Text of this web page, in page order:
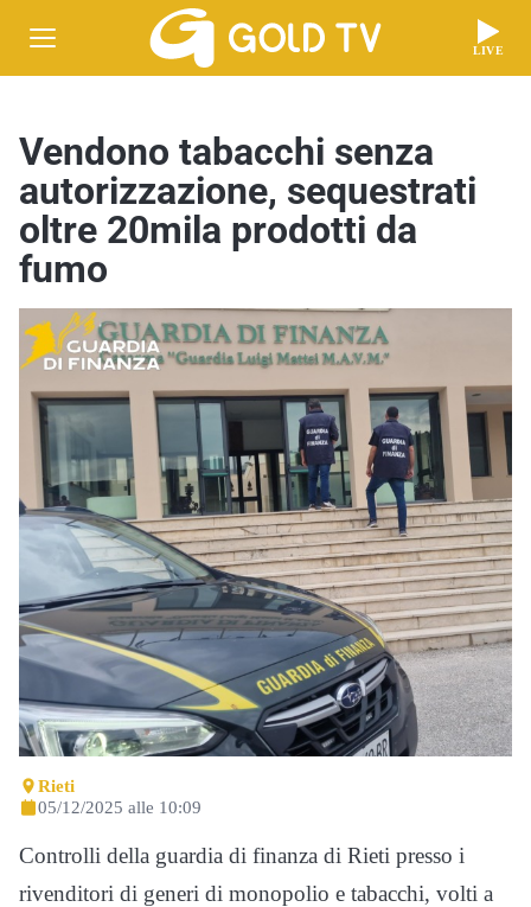
LIVE
Vendono tabacchi senza
autorizzazione, sequestrati
oltre 20mila prodotti da
fumo
Rieti
05/12/2025 alle 10:09
Controlli della guardia di finanza di Rieti presso i
rivenditori di generi di monopolio e tabacchi, volti a